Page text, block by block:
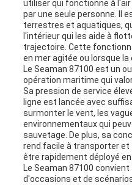
utiliser qui fonctionne à
par une seule personne. Il
terrestres et aquatiques,
l'intérieur qui les aide à
trajectoire. Cette
en mer agitée ou lorsque la
Le Seaman 87100 est un
opération maritime qui
Sa pression de service
ligne est lancée avec
surmonter le vent, les
environnementaux qui
sauvetage. De plus, sa
rend facile à transporter et
être rapidement déployé
Le Seaman 87100 convient
d'occasions et de